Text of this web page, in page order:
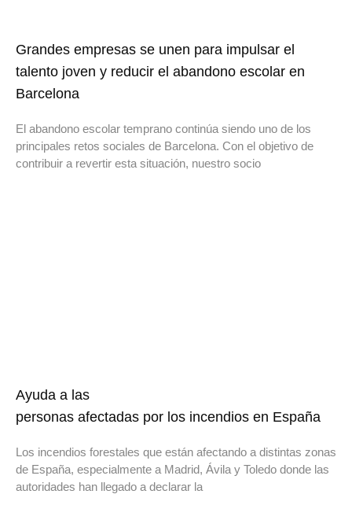
Grandes empresas se unen para impulsar el
talento joven y reducir el abandono escolar en
Barcelona
El abandono escolar temprano continúa siendo uno de los
principales retos sociales de Barcelona. Con el objetivo de
contribuir a revertir esta situación, nuestro socio
Ayuda a las
personas afectadas por los incendios en España
Los incendios forestales que están afectando a distintas zonas
de España, especialmente a Madrid, Ávila y Toledo donde las
autoridades han llegado a declarar la